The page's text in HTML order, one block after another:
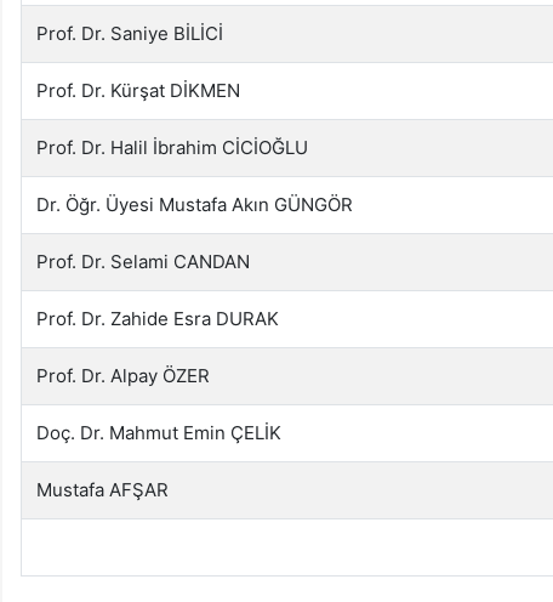
Prof. Dr. Saniye BİLİCİ
Prof. Dr. Kürşat DİKMEN
Prof. Dr. Halil İbrahim CİCİOĞLU
Dr. Öğr. Üyesi Mustafa Akın GÜNGÖR
Prof. Dr. Selami CANDAN
Prof. Dr. Zahide Esra DURAK
Prof. Dr. Alpay ÖZER
Doç. Dr. Mahmut Emin ÇELİK
Mustafa AFŞAR